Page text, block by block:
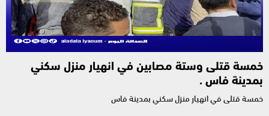
خمسة قتلى وستة مصابين في انهيار منزل سكني
بمدينة فاس .
خمسة قتلى في انهيار منزل سكني بمدينة فاس